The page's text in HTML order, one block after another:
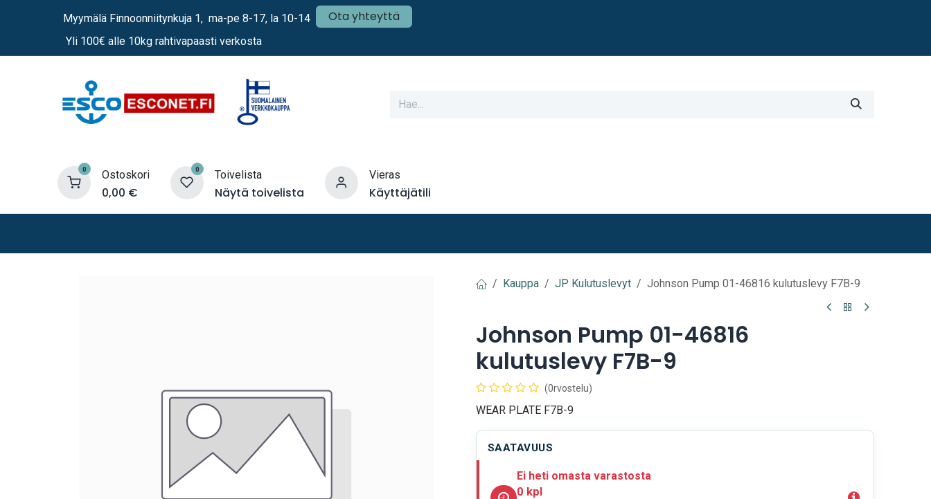
Myymälä Finnoonniitynkuja 1, ma-pe 8-17, la 10-14 Ota yhteyttä
Yli 100€ alle 10kg rahtivapaasti verkosta
0 Ostoskori
0,00 €
0 Toivelista
Näytä toivelista
Vieras
Käyttäjätili
Kauppa JP Kulutuslevyt Johnson Pump 01-46816 kulutuslevy F7B-9
Johnson Pump 01-46816
kulutuslevy F7B-9
(0rvostelu)
WEAR PLATE F7B-9
SAATAVUUS
Ei heti omasta varastosta
0 kpl